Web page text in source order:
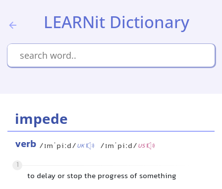
LEARNit Dictionary
impede
verb /ɪmˈpiːd/UK /ɪmˈpiːd/US
1
to delay or stop the progress of something